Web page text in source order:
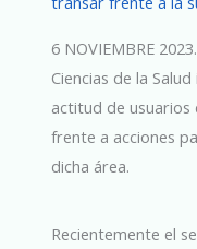
6 NOVIEMBRE
Ciencias de la
actitud de usuarios
frente a acciones
dicha área.
Recientemente el